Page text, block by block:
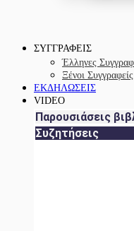
ΣΥΓΓΡΑΦΕΙΣ
Έλληνες
Ξένοι Συγγραφείς
ΕΚΔΗΛΩΣΕΙΣ
VIDEO
Παρουσιάσεις
Συζητήσεις